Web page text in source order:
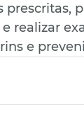
prescritas,
realizar
e